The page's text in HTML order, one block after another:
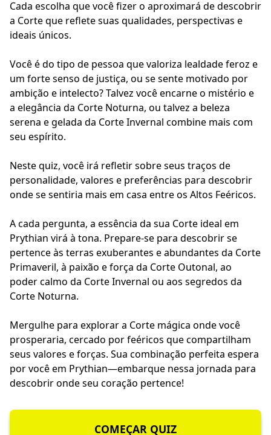
Cada escolha que você fizer o aproximará de descobrir
a Corte que reflete suas qualidades, perspectivas e
ideais únicos.
Você é do tipo de pessoa que valoriza lealdade feroz e
um forte senso de justiça, ou se sente motivado por
ambição e intelecto? Talvez você encarne o mistério e
a elegância da Corte Noturna, ou talvez a beleza
serena e gelada da Corte Invernal combine mais com
seu espírito.
Neste quiz, você irá refletir sobre seus traços de
personalidade, valores e preferências para descobrir
onde se sentiria mais em casa entre os Altos Feéricos.
A cada pergunta, a essência da sua Corte ideal em
Prythian virá à tona. Prepare-se para descobrir se
pertence às terras exuberantes e abundantes da Corte
Primaveril, à paixão e força da Corte Outonal, ao
poder calmo da Corte Invernal ou aos segredos da
Corte Noturna.
Mergulhe para explorar a Corte mágica onde você
prosperaria, cercado por feéricos que compartilham
seus valores e forças. Sua combinação perfeita espera
por você em Prythian—embarque nessa jornada para
descobrir onde seu coração pertence!
COMEÇAR QUIZ